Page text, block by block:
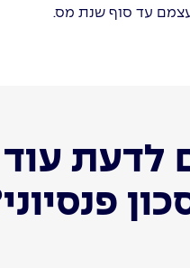
עד סוף שנת מס.
לדעת